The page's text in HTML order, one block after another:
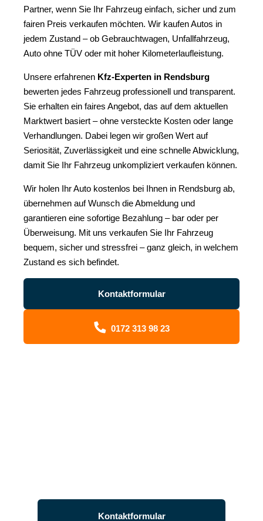
Partner, wenn Sie Ihr Fahrzeug einfach, sicher und zum
fairen Preis verkaufen möchten. Wir kaufen Autos in
jedem Zustand – ob Gebrauchtwagen, Unfallfahrzeug,
Auto ohne TÜV oder mit hoher Kilometerlaufleistung.
Unsere erfahrenen Kfz-Experten in Rendsburg
bewerten jedes Fahrzeug professionell und transparent.
Sie erhalten ein faires Angebot, das auf dem aktuellen
Marktwert basiert – ohne versteckte Kosten oder lange
Verhandlungen. Dabei legen wir großen Wert auf
Seriosität, Zuverlässigkeit und eine schnelle Abwicklung,
damit Sie Ihr Fahrzeug unkompliziert verkaufen können.
Wir holen Ihr Auto kostenlos bei Ihnen in Rendsburg ab,
übernehmen auf Wunsch die Abmeldung und
garantieren eine sofortige Bezahlung – bar oder per
Überweisung. Mit uns verkaufen Sie Ihr Fahrzeug
bequem, sicher und stressfrei – ganz gleich, in welchem
Zustand es sich befindet.
Kontaktformular
0172 313 98 23
Kontaktformular